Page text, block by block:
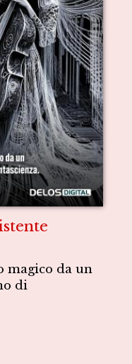
magico da un
di